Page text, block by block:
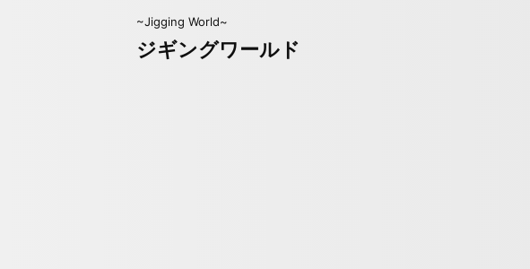
~Jigging World~
ジギングワールド